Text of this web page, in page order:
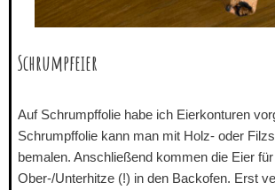
Schrumpfeier
Auf Schrumpffolie habe ich Eierkonturen
Schrumpffolie kann man mit Holz- oder
bemalen. Anschließend kommen die Eier
Ober-/Unterhitze (!) in den Backofen. Erst